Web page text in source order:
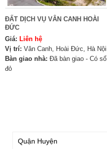
ĐẤT DỊCH VỤ VÂN CANH HOÀI
ĐỨC
Giá: Liên hệ
Vị trí: Vân Canh, Hoài Đức, Hà Nội
Bàn giao nhà: Đã bàn giao - Có sổ
đỏ